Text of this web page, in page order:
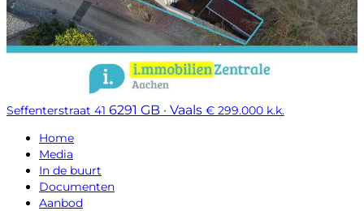
Seffenterstraat 41 6291 GB · Vaals € 299.000 k.k.
Home
Media
In de buurt
Documenten
Aanbod